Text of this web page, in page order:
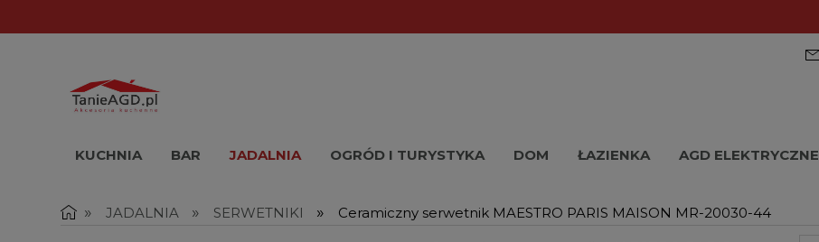
KUCHNIA BAR JADALNIA OGRÓD I TURYSTYKA DOM ŁAZIENKA AGD ELEKTRYCZNE
» JADALNIA » SERWETNIKI » Ceramiczny serwetnik MAESTRO PARIS MAISON MR-20030-44